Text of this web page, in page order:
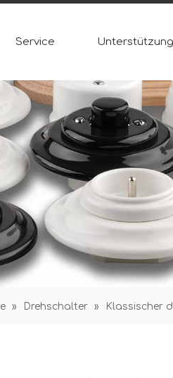
Service Unterstützung
» Drehschalter » Klassischer